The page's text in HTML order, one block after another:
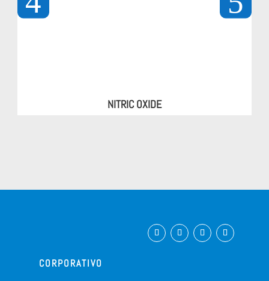
NITRIC OXIDE
CORPORATIVO